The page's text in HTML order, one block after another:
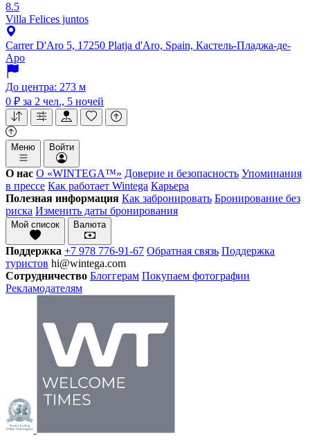
8.5
Villa Felices juntos
Carrer D'Aro 5, 17250 Platja d'Aro, Spain, Кастель-Пладжа-де-
Аро
До центра: 273 м
0 ₽ за 2 чел., 5 ночей
Меню Войти
О нас О «WINTEGA™» Доверие и безопасность Упоминания
в прессе Как работает Wintega Карьера
Полезная информация Как забронировать Бронирование без
риска Изменить даты бронирования
Мой список Валюта
Поддержка +7 978 776-91-67 Обратная связь Поддержка
туристов hi@wintega.com
Сотрудничество Блоггерам Покупаем фотографии
Рекламодателям